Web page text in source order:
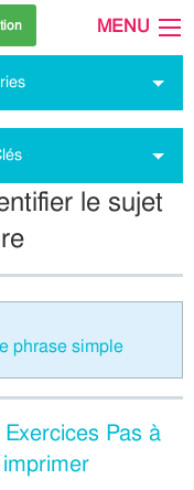
MENU
le sujet
phrase simple
Pas à